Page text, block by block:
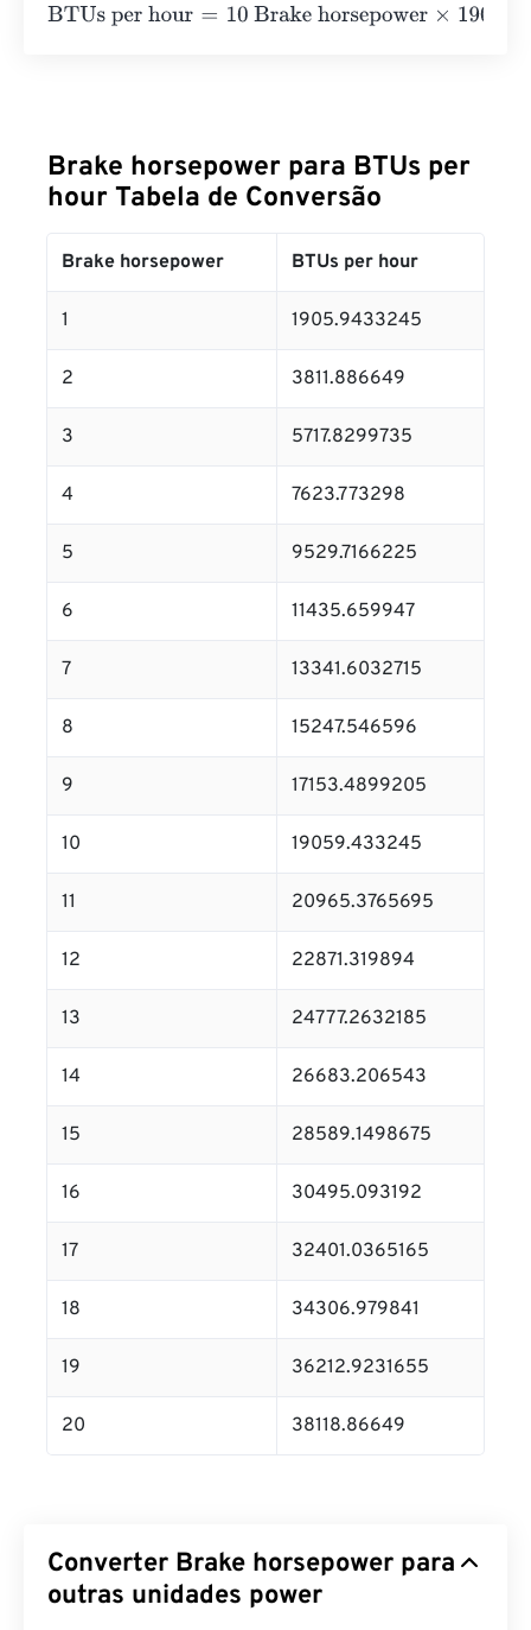
BTUs per hour=10 Brake horsepower×1905.9433245
Brake horsepower para BTUs per
hour Tabela de Conversão
Brake horsepower BTUs per hour
1 1905.9433245
2 3811.886649
3 5717.8299735
4 7623.773298
5 9529.7166225
6 11435.659947
7 13341.6032715
8 15247.546596
9 17153.4899205
10 19059.433245
11 20965.3765695
12 22871.319894
13 24777.2632185
14 26683.206543
15 28589.1498675
16 30495.093192
17 32401.0365165
18 34306.979841
19 36212.9231655
20 38118.86649
Converter Brake horsepower para
outras unidades power